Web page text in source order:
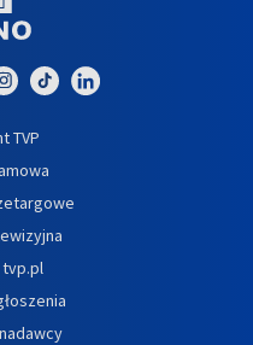
TVP
tvp.pl